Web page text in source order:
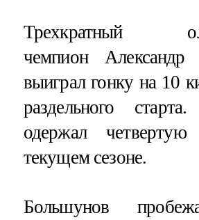
Трехкратный
чемпион Александр
выиграл гонку на 10
раздельного
одержал
текущем сезоне.
Большунов